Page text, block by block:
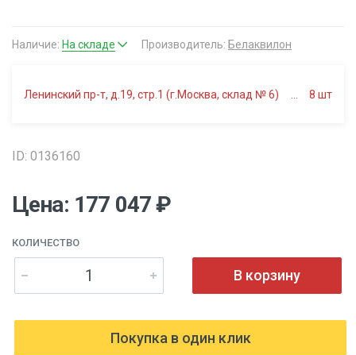
Наличие: На складе Производитель: Белаквилон
Ленинский пр-т, д.19, стр.1 (г.Москва, склад № 6) 8 шт
ID: 0136160
Цена: 177 047 ₽
КОЛИЧЕСТВО
В корзину
Покупка в один клик